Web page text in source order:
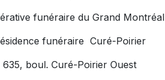
funéraire du Grand Montréal
funéraire Curé-Poirier
635, boul. Curé-Poirier Ouest